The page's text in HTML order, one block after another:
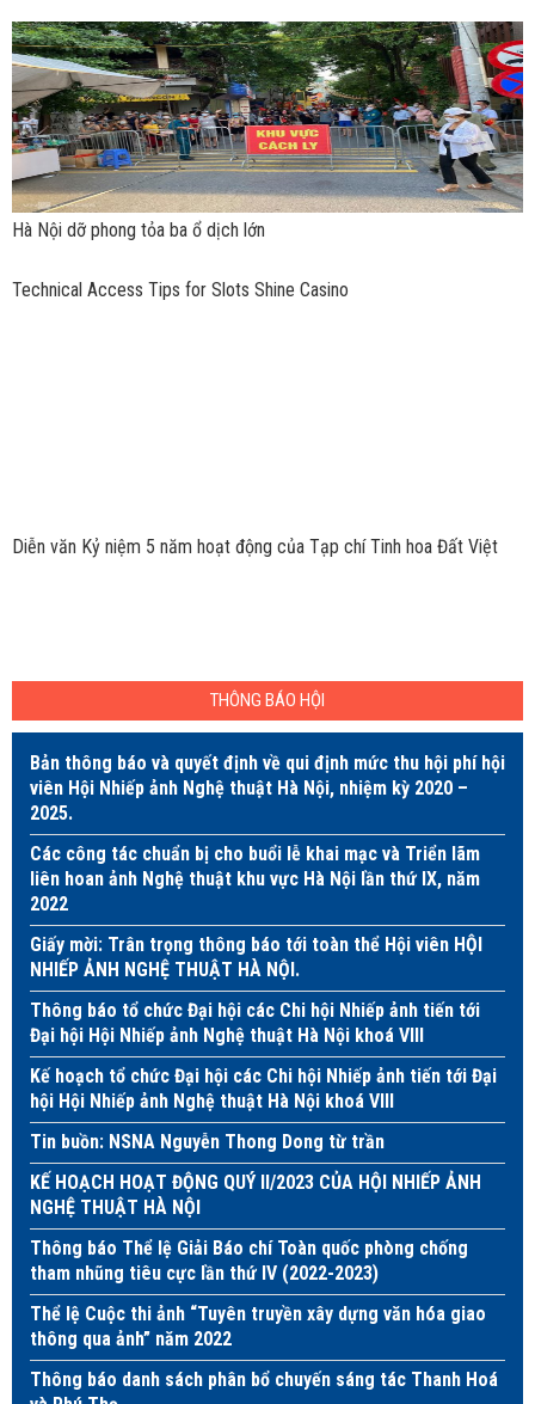
Hà Nội dỡ phong tỏa ba ổ dịch lớn
Technical Access Tips for Slots Shine Casino
Diễn văn Kỷ niệm 5 năm hoạt động của Tạp chí Tinh hoa Đất Việt
THÔNG BÁO HỘI
Bản thông báo và quyết định về qui định mức thu hội phí hội
viên Hội Nhiếp ảnh Nghệ thuật Hà Nội, nhiệm kỳ 2020 –
2025.
Các công tác chuẩn bị cho buổi lễ khai mạc và Triển lãm
liên hoan ảnh Nghệ thuật khu vực Hà Nội lần thứ IX, năm
2022
Giấy mời: Trân trọng thông báo tới toàn thể Hội viên HỘI
NHIẾP ẢNH NGHỆ THUẬT HÀ NỘI.
Thông báo tổ chức Đại hội các Chi hội Nhiếp ảnh tiến tới
Đại hội Hội Nhiếp ảnh Nghệ thuật Hà Nội khoá VIII
Kế hoạch tổ chức Đại hội các Chi hội Nhiếp ảnh tiến tới Đại
hội Hội Nhiếp ảnh Nghệ thuật Hà Nội khoá VIII
Tin buồn: NSNA Nguyễn Thong Dong từ trần
KẾ HOẠCH HOẠT ĐỘNG QUÝ II/2023 CỦA HỘI NHIẾP ẢNH
NGHỆ THUẬT HÀ NỘI
Thông báo Thể lệ Giải Báo chí Toàn quốc phòng chống
tham nhũng tiêu cực lần thứ IV (2022-2023)
Thể lệ Cuộc thi ảnh “Tuyên truyền xây dựng văn hóa giao
thông qua ảnh” năm 2022
Thông báo danh sách phân bổ chuyến sáng tác Thanh Hoá